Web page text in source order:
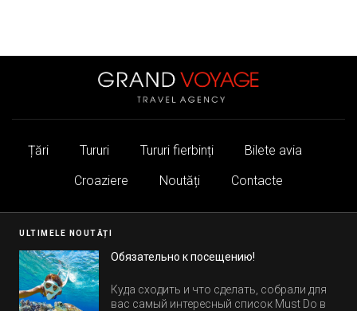
Țări Tururi Tururi fierbinți
Bilete avia
Croaziere
Noutăți Contacte
ULTIMELE NOUTĂȚI
Обязательно к посещению!
Куда сходить и что сделать, собрали для
вас самый интересный список Must Do в